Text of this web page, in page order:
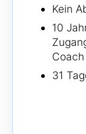
Kein
10
Coach
31